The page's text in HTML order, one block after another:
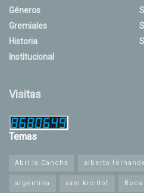
Géneros
Gremiales
Historia
Institucional
Visitas
Temas
Abrí la Cancha alberto
argentina axel kicillof